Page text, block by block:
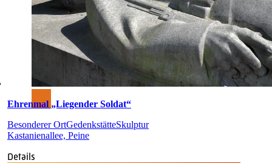
Ehrenmal „Liegender Soldat“
Besonderer OrtGedenkstätteSkulptur
Kastanienallee, Peine
Details